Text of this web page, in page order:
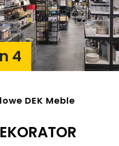
4
DEK Meble